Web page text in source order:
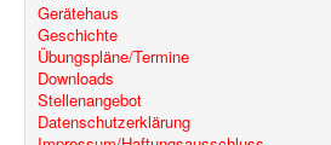
Gerätehaus
Geschichte
Übungspläne/Termine
Downloads
Stellenangebot
Datenschutzerklärung